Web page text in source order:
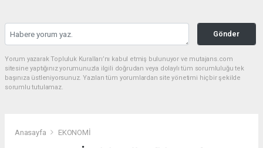
Gönder
Yorum yazarak Topluluk Kuralları’nı kabul etmiş bulunuyor ve mutajans.com
sitesine yaptığınız yorumunuzla ilgili doğrudan veya dolaylı tüm sorumluluğu tek
başınıza üstleniyorsunuz. Yazılan tüm yorumlardan site yönetimi hiçbir şekilde
sorumlu tutulamaz.
Anasayfa EKONOMİ